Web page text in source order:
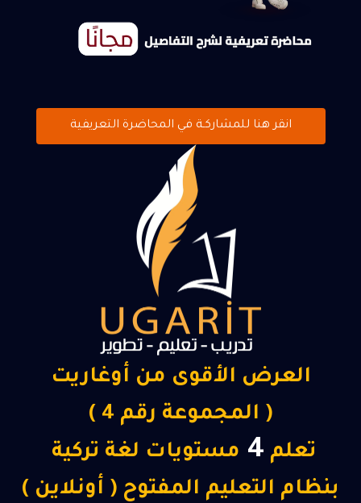
انقر هنا للمشاركـة في المحاضرة التعريفية
العرض الأقوى من أوغاريت
( المجموعة رقم 4 )
تعلم 4 مستويات لغة تركية
بنظام التعليم المفتوح ( أونلاين )